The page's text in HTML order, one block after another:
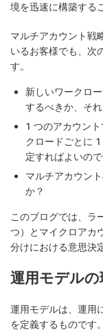
境を迅速に構築する
マルチアカウント戦
いるお客様でも、次
す。
新しいワークロ
するべきか、そ
1 つのアカウン
クロードごとに
定すればよいの
マルチアカウン
か？
このブログでは、ラ
つ）とマイクロアカ
分けにおける意思決
運用モデルの
運用モデルは、運用
を定義するものです